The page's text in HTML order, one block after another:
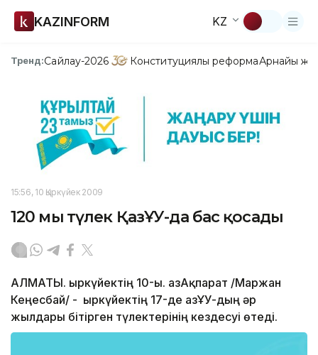
KAZINFORM KZ
Тренд:Сайлау-2026 Конституциялық реформаАрнайы
15:56, 10 Қыркүйек 2009
120 мың түлек ҚазҰУ-да бас қосады
АЛМАТЫ. Қыркүйектің 10-ы. ҚазАқпарат /Маржан
Кеңесбай/ - Қыркүйектің 17-де ҚазҰУ-дың әр
жылдары бітірген түлектерінің кездесуі өтеді.